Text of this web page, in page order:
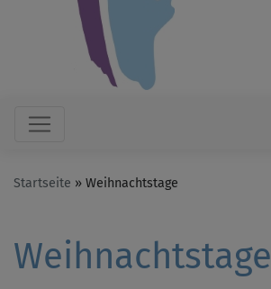
Hauptnavigation
Startseite Weihnachtstage
Weihnachtstage